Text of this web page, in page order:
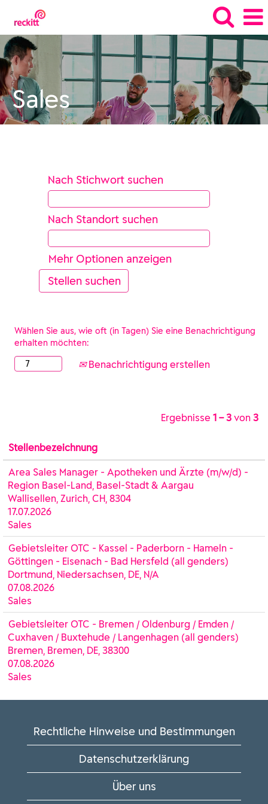
Sales_de
Sales
Nach Stichwort suchen
Nach Standort suchen
Mehr Optionen anzeigen
Wählen Sie aus, wie oft (in Tagen) Sie eine Benachrichtigung
erhalten möchten:
Benachrichtigung erstellen
Ergebnisse 1 – 3 von 3
Stellenbezeichnung
Area Sales Manager - Apotheken und Ärzte (m/w/d) -
Region Basel-Land, Basel-Stadt & Aargau
Wallisellen, Zurich, CH, 8304
17.07.2026
Sales
Gebietsleiter OTC - Kassel - Paderborn - Hameln -
Göttingen - Eisenach - Bad Hersfeld (all genders)
Dortmund, Niedersachsen, DE, N/A
07.08.2026
Sales
Gebietsleiter OTC - Bremen / Oldenburg / Emden /
Cuxhaven / Buxtehude / Langenhagen (all genders)
Bremen, Bremen, DE, 38300
07.08.2026
Sales
Rechtliche Hinweise und Bestimmungen
Datenschutzerklärung
Über uns